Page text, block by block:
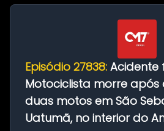
Episódio 27838: Acidente
Motociclista morre após
duas motos em São
Uatumã, no interior do